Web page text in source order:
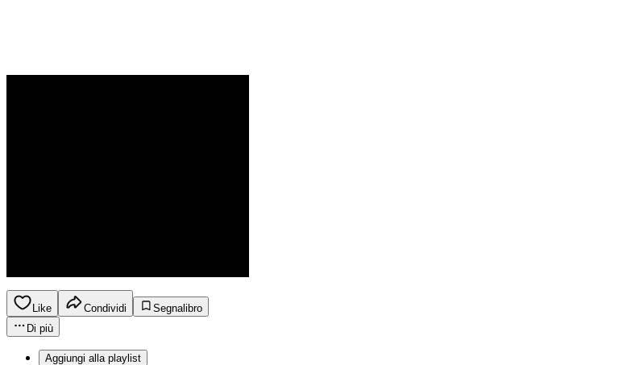
Like Condividi
Segnalibro
Di più
Aggiungi alla playlist